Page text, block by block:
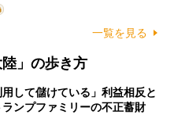
一覧を見る
」の歩き方
用して儲けている」利益相反と
ンプファミリーの不正蓄財